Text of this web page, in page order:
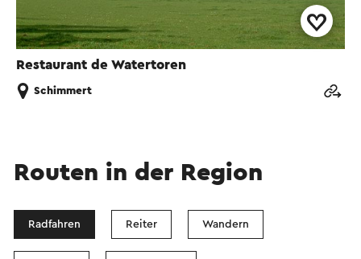
Restaurant de Watertoren
Schimmert
Routen in der Region
Radfahren Reiter Wandern